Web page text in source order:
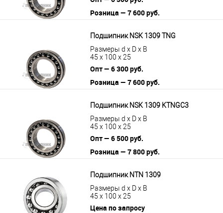
Розница — 7 600 руб.
Подшипник NSK 1309 TNG
Размеры d x D x B
45 x 100 x 25
Опт — 6 300 руб.
Розница — 7 600 руб.
Подшипник NSK 1309 KTNGC3
Размеры d x D x B
45 x 100 x 25
Опт — 6 500 руб.
Розница — 7 800 руб.
Подшипник NTN 1309
Размеры d x D x B
45 x 100 x 25
Цена по запросу